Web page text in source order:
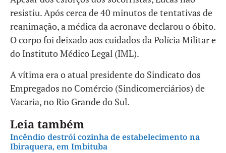
resistiu. Após cerca de 40 minutos de tentativas de
reanimação, a médica da aeronave declarou o óbito.
O corpo foi deixado aos cuidados da Polícia Militar e
do Instituto Médico Legal (IML).
A vítima era o atual presidente do Sindicato dos
Empregados no Comércio (Sindicomerciários) de
Vacaria, no Rio Grande do Sul.
Leia também
Incêndio destrói cozinha de estabelecimento na
Ibiraquera, em Imbituba